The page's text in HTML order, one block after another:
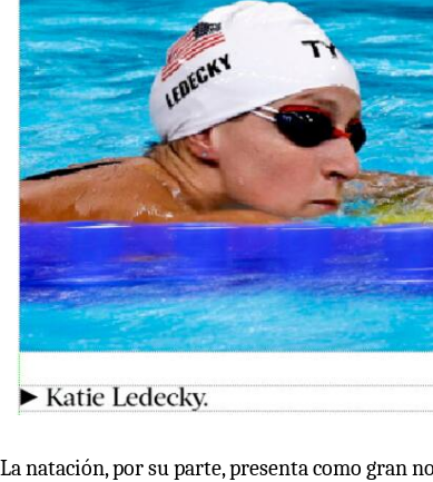
La natación, por su parte, presenta como gran